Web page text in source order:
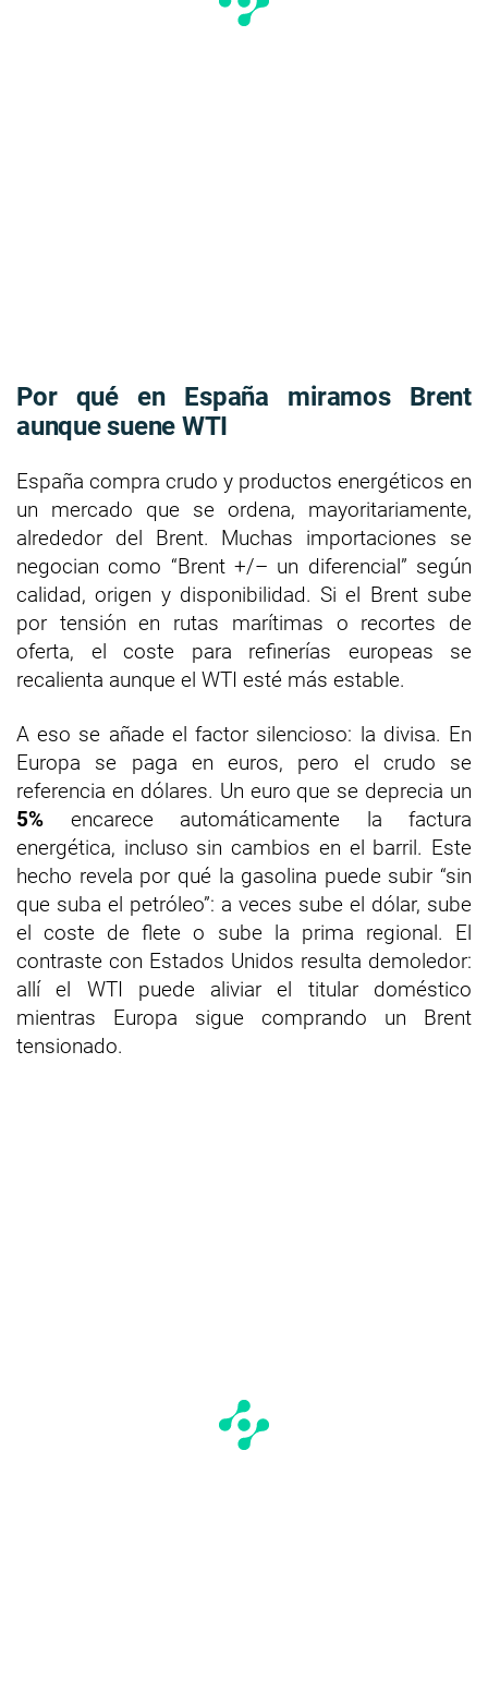
Por qué en España miramos Brent
aunque suene WTI
España compra crudo y productos energéticos en
un mercado que se ordena, mayoritariamente,
alrededor del Brent. Muchas importaciones se
negocian como “Brent +/– un diferencial” según
calidad, origen y disponibilidad. Si el Brent sube
por tensión en rutas marítimas o recortes de
oferta, el coste para refinerías europeas se
recalienta aunque el WTI esté más estable.
A eso se añade el factor silencioso: la divisa. En
Europa se paga en euros, pero el crudo se
referencia en dólares. Un euro que se deprecia un
5% encarece automáticamente la factura
energética, incluso sin cambios en el barril. Este
hecho revela por qué la gasolina puede subir “sin
que suba el petróleo”: a veces sube el dólar, sube
el coste de flete o sube la prima regional. El
contraste con Estados Unidos resulta demoledor:
allí el WTI puede aliviar el titular doméstico
mientras Europa sigue comprando un Brent
tensionado.